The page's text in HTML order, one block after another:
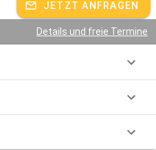
JETZT ANFRAGEN
Details und freie Termine